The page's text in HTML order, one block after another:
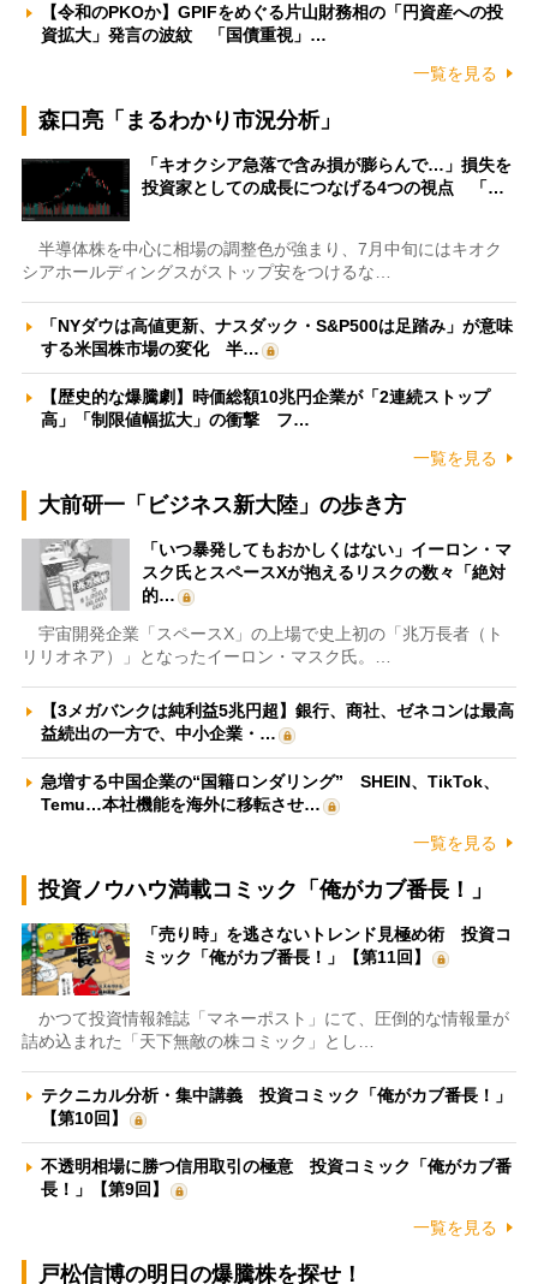
【令和のPKOか】GPIFをめぐる片山財務相の「円資産への投
資拡大」発言の波紋 「国債重視」…
一覧を見る
森口亮「まるわかり市況分析」
「キオクシア急落で含み損が膨らんで…」損失を
投資家としての成長につなげる4つの視点 「…
半導体株を中心に相場の調整色が強まり、7月中旬にはキオク
シアホールディングスがストップ安をつけるな…
「NYダウは高値更新、ナスダック・S&P500は足踏み」が意味
する米国株市場の変化 半…
【歴史的な爆騰劇】時価総額10兆円企業が「2連続ストップ
高」「制限値幅拡大」の衝撃 フ…
一覧を見る
大前研一「ビジネス新大陸」の歩き方
「いつ暴発してもおかしくはない」イーロン・マ
スク氏とスペースXが抱えるリスクの数々「絶対
的…
宇宙開発企業「スペースX」の上場で史上初の「兆万長者（ト
リリオネア）」となったイーロン・マスク氏。…
【3メガバンクは純利益5兆円超】銀行、商社、ゼネコンは最高
益続出の一方で、中小企業・…
急増する中国企業の“国籍ロンダリング” SHEIN、TikTok、
Temu…本社機能を海外に移転させ…
一覧を見る
投資ノウハウ満載コミック「俺がカブ番長！」
「売り時」を逃さないトレンド見極め術 投資コ
ミック「俺がカブ番長！」【第11回】
かつて投資情報雑誌「マネーポスト」にて、圧倒的な情報量が
詰め込まれた「天下無敵の株コミック」とし…
テクニカル分析・集中講義 投資コミック「俺がカブ番長！」
【第10回】
不透明相場に勝つ信用取引の極意 投資コミック「俺がカブ番
長！」【第9回】
一覧を見る
戸松信博の明日の爆騰株を探せ！